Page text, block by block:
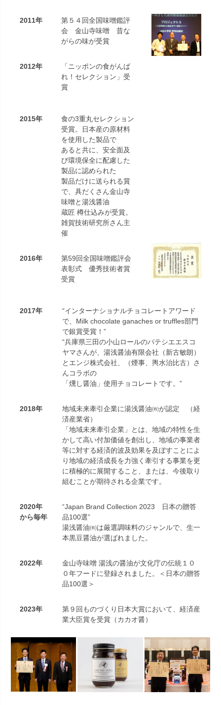
2011年
第５４回全国味噌鑑評
会 金山寺味噌 昔な
がらの味が受賞
2012年
「ニッポンの食がんば
れ！セレクション」受
賞
2015年
食の3重丸セレクション
受賞。日本産の原材料
を使用した製品で
あると共に、安全面及
び環境保全に配慮した
製品に認められた
製品だけに送られる賞
で、具だくさん金山寺
味噌と湯浅醤油
蔵匠 樽仕込みが受賞。
雑賀技術研究所さん主
催
2016年
第59回全国味噌鑑評会
表彰式 優秀技術者賞
受賞
2017年
“インターナショナルチョコレートアワード
で、Milk chocolate ganaches or truffles部門
で銀賞受賞！”
“兵庫県三田の小山ロールのパテシエエスコ
ヤマさんが、湯浅醤油有限会社（新古敏朗）
とエンジ株式会社、（煙事、輿水治比古）さ
んコラボの
「燻し醤油」使用チョコレートです。”
2018年
地域未来牽引企業に湯浅醤油㈲が認定 （経
済産業省）
「地域未来牽引企業」とは、地域の特性を生
かして高い付加価値を創出し、地域の事業者
等に対する経済的波及効果を及ぼすことによ
り地域の経済成長を力強く牽引する事業を更
に積極的に展開すること、または、今後取り
組むことが期待される企業です。
2020年
から毎年
“Japan Brand Collection 2023 日本の贈答
品100選”
湯浅醤油㈲は厳選調味料のジャンルで、生一
本黒豆醤油が選ばれました。
2022年
金山寺味噌 湯浅の醤油が文化庁の伝統１０
０年フードに登録されました。＜日本の贈答
品100選＞
2023年
第９回ものづくり日本大賞において、経済産
業大臣賞を受賞（カカオ醤）